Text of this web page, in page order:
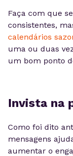
Faça com que
consistentes,
calendários
uma ou duas
um bom ponto
Invista na
Como foi dito
mensagens
aumentar o